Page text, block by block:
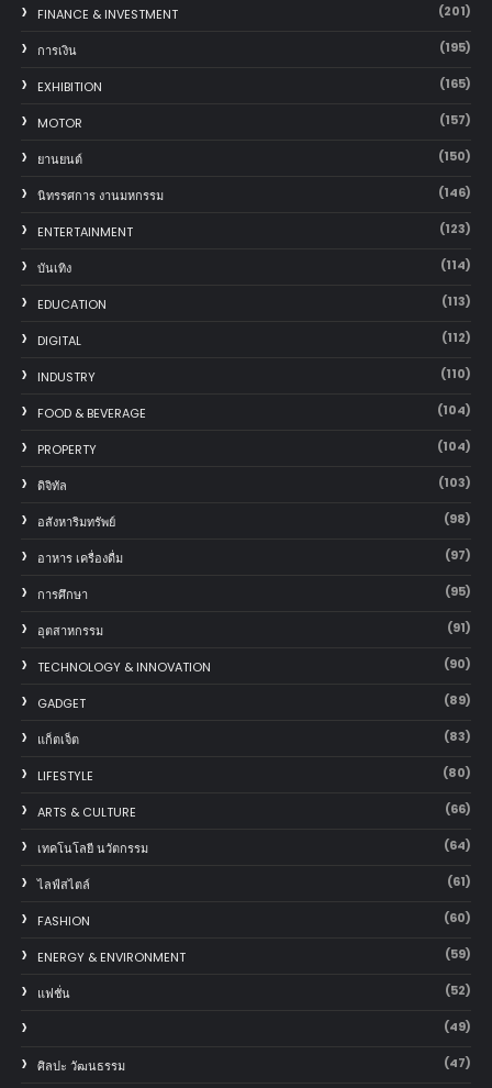
FINANCE & INVESTMENT (201)
การเงิน (195)
EXHIBITION (165)
MOTOR (157)
‎ยานยนต์‎ (150)
นิทรรศการ งานมหกรรม (146)
ENTERTAINMENT (123)
บันเทิง (114)
EDUCATION (113)
DIGITAL (112)
INDUSTRY (110)
FOOD & BEVERAGE (104)
PROPERTY (104)
ดิจิทัล (103)
อสังหาริมทรัพย์ (98)
อาหาร เครื่องดื่ม (97)
การศึกษา (95)
อุตสาหกรรม (91)
TECHNOLOGY & INNOVATION (90)
GADGET (89)
แก็ตเจ็ต (83)
LIFESTYLE (80)
ARTS & CULTURE (66)
เทคโนโลยี นวัตกรรม (64)
ไลฟ์สไตล์ (61)
FASHION (60)
ENERGY & ENVIRONMENT (59)
แฟชั่น (52)
(49)
ศิลปะ วัฒนธรรม (47)